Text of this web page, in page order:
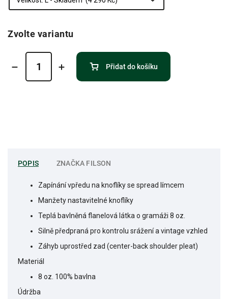
Zvolte variantu
Přidat do košíku
POPIS ZNAČKA FILSON
Zapínání vpředu na knoflíky se spread límcem
Manžety nastavitelné knoflíky
Teplá bavlněná flanelová látka o gramáži 8 oz.
Silně předpraná pro kontrolu srážení a vintage vzhled
Záhyb uprostřed zad (center-back shoulder pleat)
Materiál
8 oz. 100% bavlna
Údržba